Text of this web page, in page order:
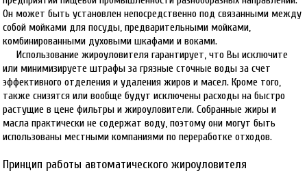
Он может быть установлен непосредственно под связанными между
собой мойками для посуды, предварительными мойками,
комбинированными духовыми шкафами и воками.
Использование жироуловителя гарантирует, что Вы исключите
или минимизируете штрафы за грязные сточные воды за счет
эффективного отделения и удаления жиров и масел. Кроме того,
также снизятся или вообще будут исключены расходы на быстро
растущие в цене фильтры и жироуловители. Собранные жиры и
масла практически не содержат воду, поэтому они могут быть
использованы местными компаниями по переработке отходов.
Принцип работы автоматического жироуловителя